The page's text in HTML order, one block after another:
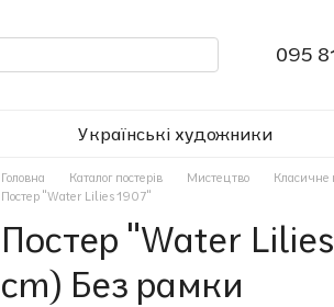
095
Українські художники
Головна Каталог постерів Мистецтво Класичне
Постер "Water Lilies 1907"
Постер "Water
cm) Без рамки